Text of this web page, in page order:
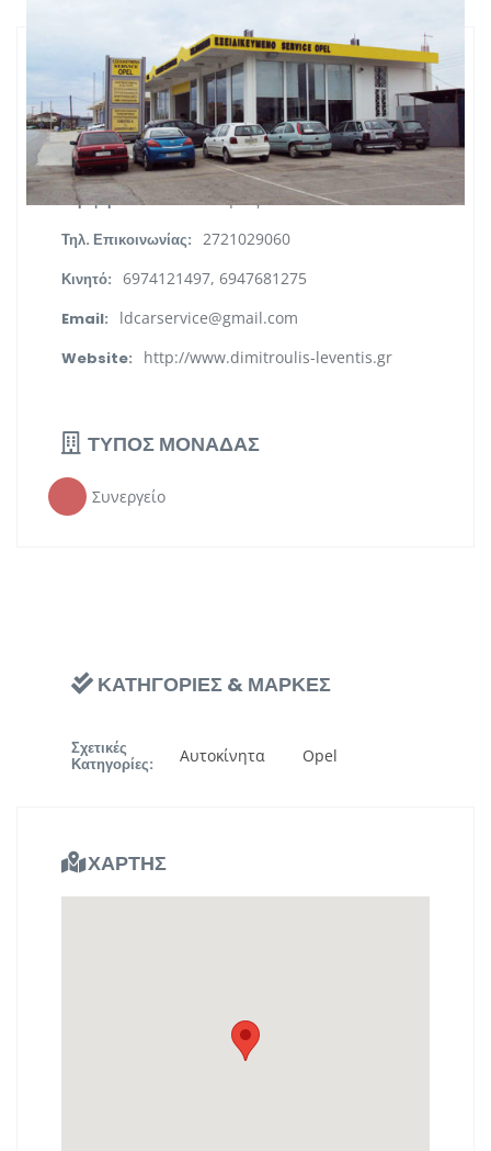
ΠΛΗΡΟΦΟΡΙΕΣ
Διεύθυνση:
4ο χλμ Καλαμάτας Αθήνας (Νέα
είσοδος Καλαμάτας στο ρεύμα
εισόδου)
Περιφέρεια:
Πελοπόννησος
Τηλ. Επικοινωνίας: 2721029060
Κινητό: 6974121497, 6947681275
Email:
ldcarservice@gmail.com
Website:
http://www.dimitroulis-leventis.gr
ΤΥΠΟΣ ΜΟΝΑΔΑΣ
Συνεργείο
ΚΑΤΗΓΟΡΙΕΣ & ΜΑΡΚΕΣ
Σχετικές
Κατηγορίες: Αυτοκίνητα Opel
ΧΑΡΤΗΣ